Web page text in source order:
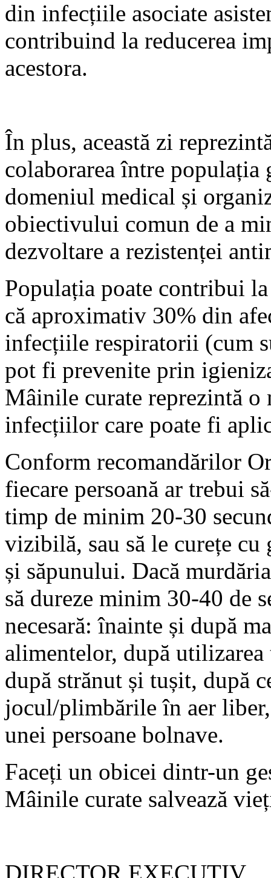
din infecțiile asociate
contribuind la reducerea
acestora.
În plus, această zi
colaborarea între
domeniul medical și
obiectivului comun de a
dezvoltare a rezistenței
Populația poate contribui
că aproximativ 30% din
infecțiile respiratorii (cum
pot fi prevenite prin
Mâinile curate reprezintă o
infecțiilor care poate fi
Conform recomandărilor
fiecare persoană ar trebui
timp de minim 20-30
vizibilă, sau să le curețe
și săpunului. Dacă
să dureze minim 30-40 de
necesară: înainte și după
alimentelor, după
după strănut și tușit, după
jocul/plimbările în aer
unei persoane bolnave.
Faceți un obicei dintr-un
Mâinile curate salvează